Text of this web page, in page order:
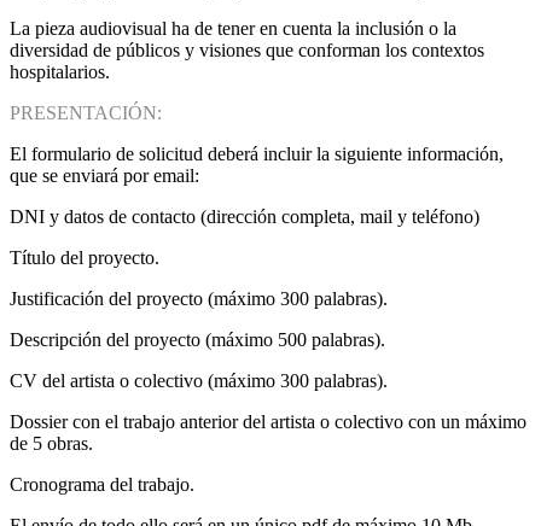
La pieza audiovisual ha de tener en cuenta la inclusión o la
diversidad de públicos y visiones que conforman los contextos
hospitalarios.
PRESENTACIÓN:
El formulario de solicitud deberá incluir la siguiente información,
que se enviará por email:
DNI y datos de contacto (dirección completa, mail y teléfono)
Título del proyecto.
Justificación del proyecto (máximo 300 palabras).
Descripción del proyecto (máximo 500 palabras).
CV del artista o colectivo (máximo 300 palabras).
Dossier con el trabajo anterior del artista o colectivo con un máximo
de 5 obras.
Cronograma del trabajo.